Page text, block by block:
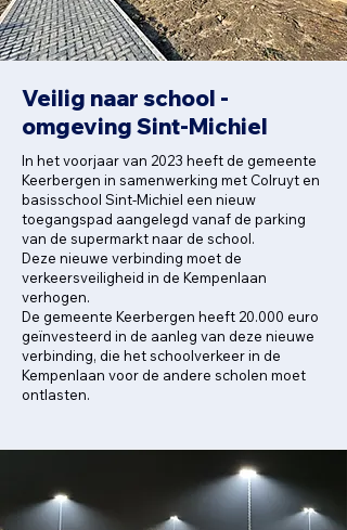
Veilig naar school -
omgeving Sint-Michiel
In het voorjaar van 2023 heeft de gemeente
Keerbergen in samenwerking met Colruyt en
basisschool Sint-Michiel een nieuw
toegangspad aangelegd vanaf de parking
van de supermarkt naar de school.
Deze nieuwe verbinding moet de
verkeersveiligheid in de Kempenlaan
verhogen.
De gemeente Keerbergen heeft 20.000 euro
geïnvesteerd in de aanleg van deze nieuwe
verbinding, die het schoolverkeer in de
Kempenlaan voor de andere scholen moet
ontlasten.